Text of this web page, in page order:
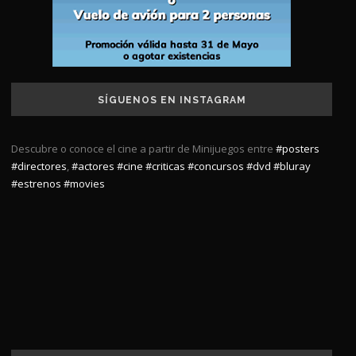
SÍGUENOS EN INSTAGRAM
Descubre o conoce el cine a partir de Minijuegos entre #posters
#directores,#actores #cine #criticas #concursos #dvd #bluray
#estrenos #movies